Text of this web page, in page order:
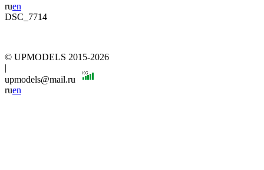
ruen
DSC_7714
© UPMODELS 2015-2026
|
upmodels@mail.ru
ruen